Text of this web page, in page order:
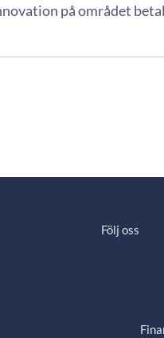
på området
Följ oss